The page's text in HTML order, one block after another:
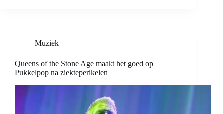
Muziek
Queens of the Stone Age maakt het goed op
Pukkelpop na ziekteperikelen